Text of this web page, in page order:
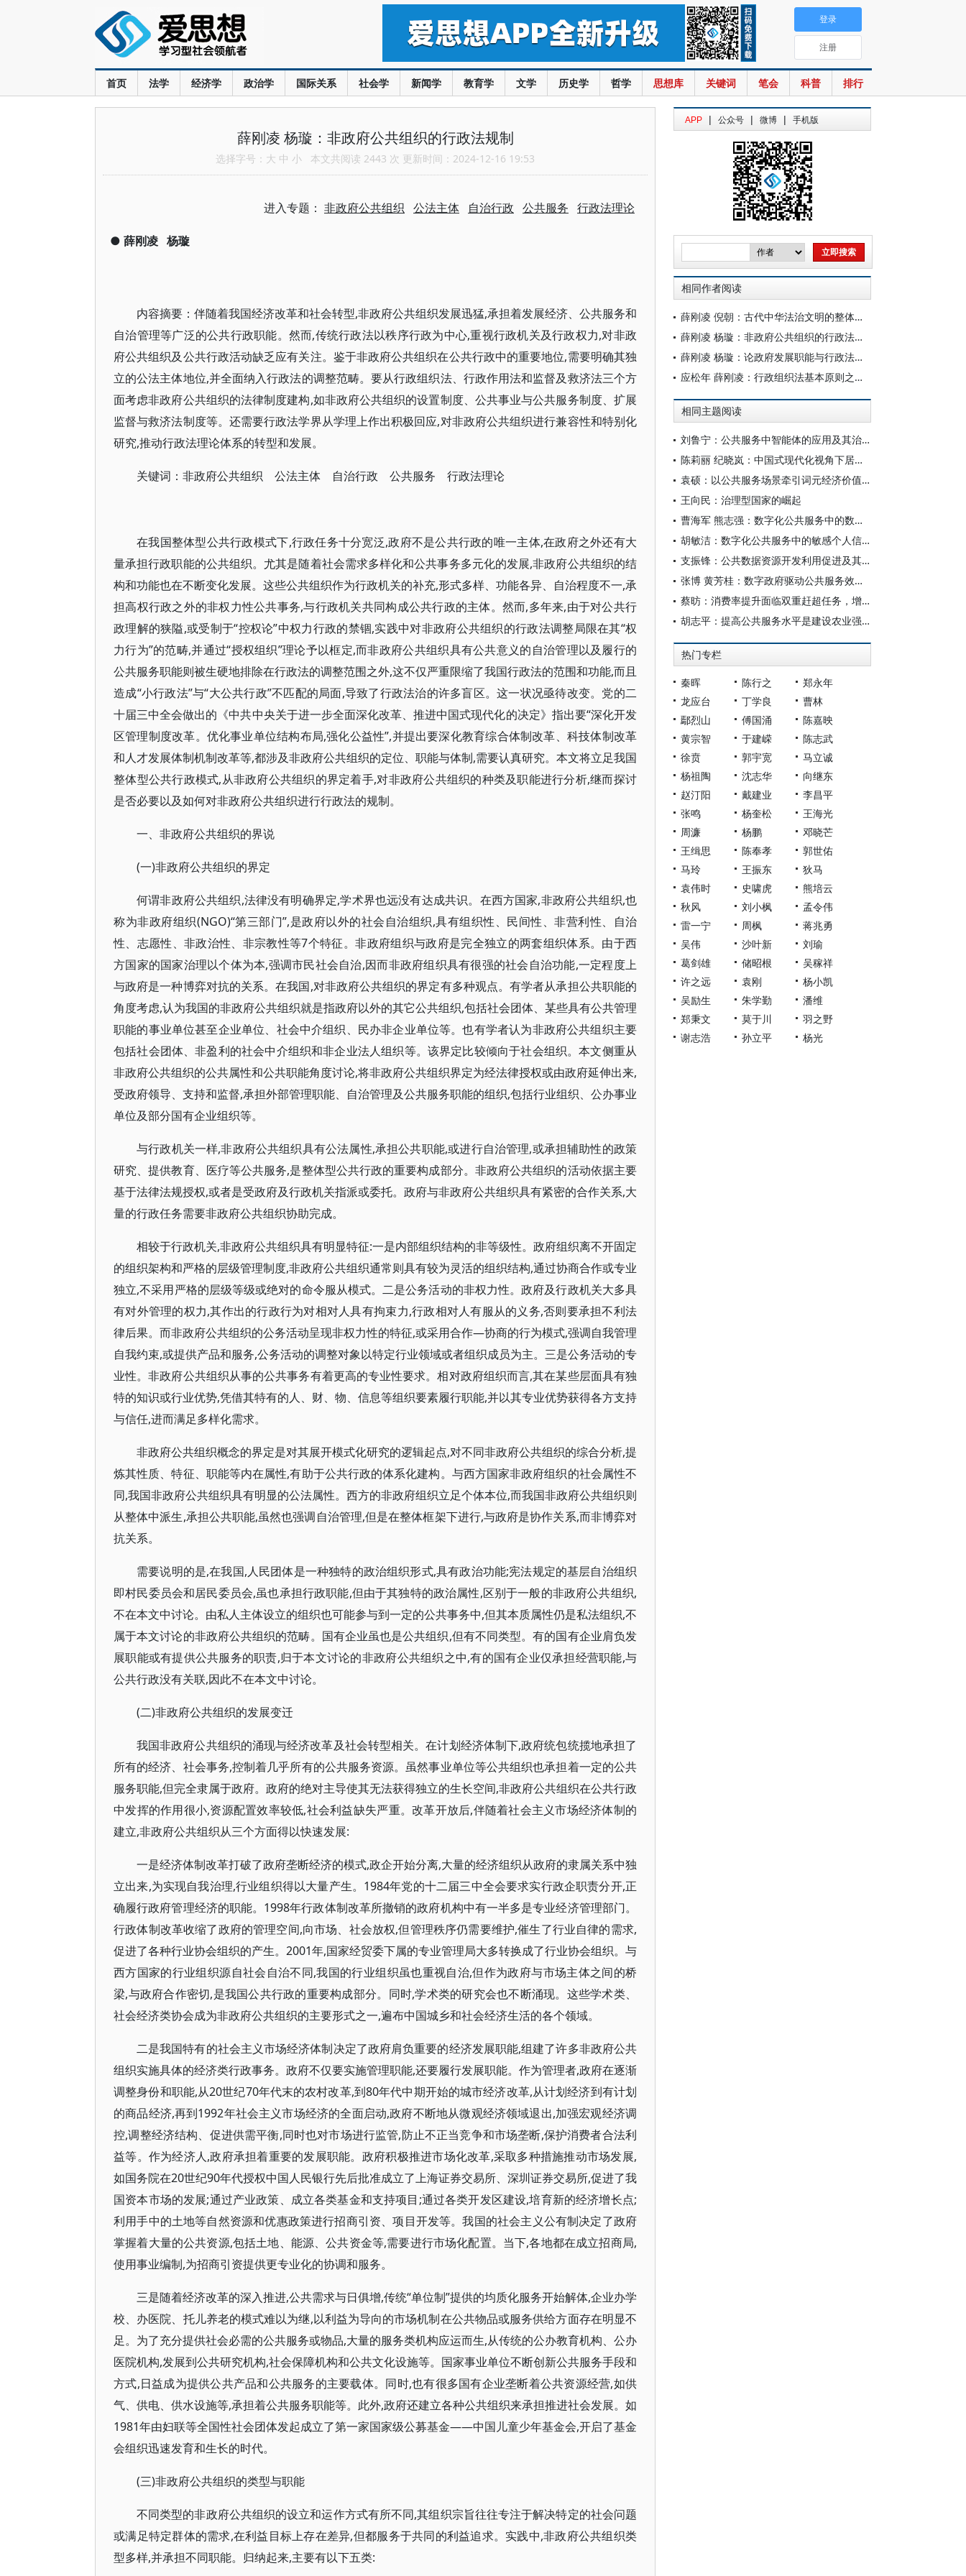
首页 法学 经济学 政治学 国际关系 社会学 新闻学 教育学 文学 历史学 哲学 思想库 关键词 笔会 科普 排行
登录
注册
薛刚凌 杨璇：非政府公共组织的行政法规制
选择字号： 大 中 小 本文共阅读 2443 次 更新时间：2024-12-16 19:53
进入专题： 非政府公共组织 公法主体 自治行政 公共服务 行政法理论
● 薛刚凌 杨璇
内容摘要：伴随着我国经济改革和社会转型,非政府公共组织发展迅猛,承担着发展经济、公共服务和
自治管理等广泛的公共行政职能。然而,传统行政法以秩序行政为中心,重视行政机关及行政权力,对非政
府公共组织及公共行政活动缺乏应有关注。鉴于非政府公共组织在公共行政中的重要地位,需要明确其独
立的公法主体地位,并全面纳入行政法的调整范畴。要从行政组织法、行政作用法和监督及救济法三个方
面考虑非政府公共组织的法律制度建构,如非政府公共组织的设置制度、公共事业与公共服务制度、扩展
监督与救济法制度等。还需要行政法学界从学理上作出积极回应,对非政府公共组织进行兼容性和特别化
研究,推动行政法理论体系的转型和发展。
关键词：非政府公共组织 公法主体 自治行政 公共服务 行政法理论
在我国整体型公共行政模式下,行政任务十分宽泛,政府不是公共行政的唯一主体,在政府之外还有大
量承担行政职能的公共组织。尤其是随着社会需求多样化和公共事务多元化的发展,非政府公共组织的结
构和功能也在不断变化发展。这些公共组织作为行政机关的补充,形式多样、功能各异、自治程度不一,承
担高权行政之外的非权力性公共事务,与行政机关共同构成公共行政的主体。然而,多年来,由于对公共行
政理解的狭隘,或受制于“控权论”中权力行政的禁锢,实践中对非政府公共组织的行政法调整局限在其“权
力行为”的范畴,并通过“授权组织”理论予以框定,而非政府公共组织具有公共意义的自治管理以及履行的
公共服务职能则被生硬地排除在行政法的调整范围之外,这不仅严重限缩了我国行政法的范围和功能,而且
造成“小行政法”与“大公共行政”不匹配的局面,导致了行政法治的许多盲区。这一状况亟待改变。党的二
十届三中全会做出的《中共中央关于进一步全面深化改革、推进中国式现代化的决定》指出要“深化开发
区管理制度改革。优化事业单位结构布局,强化公益性”,并提出要深化教育综合体制改革、科技体制改革
和人才发展体制机制改革等,都涉及非政府公共组织的定位、职能与体制,需要认真研究。本文将立足我国
整体型公共行政模式,从非政府公共组织的界定着手,对非政府公共组织的种类及职能进行分析,继而探讨
是否必要以及如何对非政府公共组织进行行政法的规制。
一、非政府公共组织的界说
(一)非政府公共组织的界定
何谓非政府公共组织,法律没有明确界定,学术界也远没有达成共识。在西方国家,非政府公共组织,也
称为非政府组织(NGO)“第三部门”,是政府以外的社会自治组织,具有组织性、民间性、非营利性、自治
性、志愿性、非政治性、非宗教性等7个特征。非政府组织与政府是完全独立的两套组织体系。由于西
方国家的国家治理以个体为本,强调市民社会自治,因而非政府组织具有很强的社会自治功能,一定程度上
与政府是一种博弈对抗的关系。在我国,对非政府公共组织的界定有多种观点。有学者从承担公共职能的
角度考虑,认为我国的非政府公共组织就是指政府以外的其它公共组织,包括社会团体、某些具有公共管理
职能的事业单位甚至企业单位、社会中介组织、民办非企业单位等。也有学者认为非政府公共组织主要
包括社会团体、非盈利的社会中介组织和非企业法人组织等。该界定比较倾向于社会组织。本文侧重从
非政府公共组织的公共属性和公共职能角度讨论,将非政府公共组织界定为经法律授权或由政府延伸出来,
受政府领导、支持和监督,承担外部管理职能、自治管理及公共服务职能的组织,包括行业组织、公办事业
单位及部分国有企业组织等。
与行政机关一样,非政府公共组织具有公法属性,承担公共职能,或进行自治管理,或承担辅助性的政策
研究、提供教育、医疗等公共服务,是整体型公共行政的重要构成部分。非政府公共组织的活动依据主要
基于法律法规授权,或者是受政府及行政机关指派或委托。政府与非政府公共组织具有紧密的合作关系,大
量的行政任务需要非政府公共组织协助完成。
相较于行政机关,非政府公共组织具有明显特征:一是内部组织结构的非等级性。政府组织离不开固定
的组织架构和严格的层级管理制度,非政府公共组织通常则具有较为灵活的组织结构,通过协商合作或专业
独立,不采用严格的层级等级或绝对的命令服从模式。二是公务活动的非权力性。政府及行政机关大多具
有对外管理的权力,其作出的行政行为对相对人具有拘束力,行政相对人有服从的义务,否则要承担不利法
律后果。而非政府公共组织的公务活动呈现非权力性的特征,或采用合作—协商的行为模式,强调自我管理
自我约束,或提供产品和服务,公务活动的调整对象以特定行业领域或者组织成员为主。三是公务活动的专
业性。非政府公共组织从事的公共事务有着更高的专业性要求。相对政府组织而言,其在某些层面具有独
特的知识或行业优势,凭借其特有的人、财、物、信息等组织要素履行职能,并以其专业优势获得各方支持
与信任,进而满足多样化需求。
非政府公共组织概念的界定是对其展开模式化研究的逻辑起点,对不同非政府公共组织的综合分析,提
炼其性质、特征、职能等内在属性,有助于公共行政的体系化建构。与西方国家非政府组织的社会属性不
同,我国非政府公共组织具有明显的公法属性。西方的非政府组织立足个体本位,而我国非政府公共组织则
从整体中派生,承担公共职能,虽然也强调自治管理,但是在整体框架下进行,与政府是协作关系,而非博弈对
抗关系。
需要说明的是,在我国,人民团体是一种独特的政治组织形式,具有政治功能;宪法规定的基层自治组织
即村民委员会和居民委员会,虽也承担行政职能,但由于其独特的政治属性,区别于一般的非政府公共组织,
不在本文中讨论。由私人主体设立的组织也可能参与到一定的公共事务中,但其本质属性仍是私法组织,不
属于本文讨论的非政府公共组织的范畴。国有企业虽也是公共组织,但有不同类型。有的国有企业肩负发
展职能或有提供公共服务的职责,归于本文讨论的非政府公共组织之中,有的国有企业仅承担经营职能,与
公共行政没有关联,因此不在本文中讨论。
(二)非政府公共组织的发展变迁
我国非政府公共组织的涌现与经济改革及社会转型相关。在计划经济体制下,政府统包统揽地承担了
所有的经济、社会事务,控制着几乎所有的公共服务资源。虽然事业单位等公共组织也承担着一定的公共
服务职能,但完全隶属于政府。政府的绝对主导使其无法获得独立的生长空间,非政府公共组织在公共行政
中发挥的作用很小,资源配置效率较低,社会利益缺失严重。改革开放后,伴随着社会主义市场经济体制的
建立,非政府公共组织从三个方面得以快速发展:
一是经济体制改革打破了政府垄断经济的模式,政企开始分离,大量的经济组织从政府的隶属关系中独
立出来,为实现自我治理,行业组织得以大量产生。1984年党的十二届三中全会要求实行政企职责分开,正
确履行政府管理经济的职能。1998年行政体制改革所撤销的政府机构中有一半多是专业经济管理部门。
行政体制改革收缩了政府的管理空间,向市场、社会放权,但管理秩序仍需要维护,催生了行业自律的需求,
促进了各种行业协会组织的产生。2001年,国家经贸委下属的专业管理局大多转换成了行业协会组织。与
西方国家的行业组织源自社会自治不同,我国的行业组织虽也重视自治,但作为政府与市场主体之间的桥
梁,与政府合作密切,是我国公共行政的重要构成部分。同时,学术类的研究会也不断涌现。这些学术类、
社会经济类协会成为非政府公共组织的主要形式之一,遍布中国城乡和社会经济生活的各个领域。
二是我国特有的社会主义市场经济体制决定了政府肩负重要的经济发展职能,组建了许多非政府公共
组织实施具体的经济类行政事务。政府不仅要实施管理职能,还要履行发展职能。作为管理者,政府在逐渐
调整身份和职能,从20世纪70年代末的农村改革,到80年代中期开始的城市经济改革,从计划经济到有计划
的商品经济,再到1992年社会主义市场经济的全面启动,政府不断地从微观经济领域退出,加强宏观经济调
控,调整经济结构、促进供需平衡,同时也对市场进行监管,防止不正当竞争和市场垄断,保护消费者合法利
益等。作为经济人,政府承担着重要的发展职能。政府积极推进市场化改革,采取多种措施推动市场发展,
如国务院在20世纪90年代授权中国人民银行先后批准成立了上海证券交易所、深圳证券交易所,促进了我
国资本市场的发展;通过产业政策、成立各类基金和支持项目;通过各类开发区建设,培育新的经济增长点;
利用手中的土地等自然资源和优惠政策进行招商引资、项目开发等。我国的社会主义公有制决定了政府
掌握着大量的公共资源,包括土地、能源、公共资金等,需要进行市场化配置。当下,各地都在成立招商局,
使用事业编制,为招商引资提供更专业化的协调和服务。
三是随着经济改革的深入推进,公共需求与日俱增,传统“单位制”提供的均质化服务开始解体,企业办学
校、办医院、托儿养老的模式难以为继,以利益为导向的市场机制在公共物品或服务供给方面存在明显不
足。为了充分提供社会必需的公共服务或物品,大量的服务类机构应运而生,从传统的公办教育机构、公办
医院机构,发展到公共研究机构,社会保障机构和公共文化设施等。国家事业单位不断创新公共服务手段和
方式,日益成为提供公共产品和公共服务的主要载体。同时,也有很多国有企业垄断着公共资源经营,如供
气、供电、供水设施等,承担着公共服务职能等。此外,政府还建立各种公共组织来承担推进社会发展。如
1981年由妇联等全国性社会团体发起成立了第一家国家级公募基金——中国儿童少年基金会,开启了基金
会组织迅速发育和生长的时代。
(三)非政府公共组织的类型与职能
不同类型的非政府公共组织的设立和运作方式有所不同,其组织宗旨往往专注于解决特定的社会问题
或满足特定群体的需求,在利益目标上存在差异,但都服务于共同的利益追求。实践中,非政府公共组织类
型多样,并承担不同职能。归纳起来,主要有以下五类:
APP | 公众号 | 微博 | 手机版
相同作者阅读
薛刚凌 倪朝：古代中华法治文明的整体构造——以国家治理模式为视角
薛刚凌 杨璇：非政府公共组织的行政法规制
薛刚凌 杨璇：论政府发展职能与行政法回应
应松年 薛刚凌：行政组织法基本原则之探讨
相同主题阅读
刘鲁宁：公共服务中智能体的应用及其治理
陈莉丽 纪晓岚：中国式现代化视角下居民诉求驱动的公共服务共创
袁硕：以公共服务场景牵引词元经济价值释放
王向民：治理型国家的崛起
曹海军 熊志强：数字化公共服务中的数据共生机制：基于“六何”框架的理论建构
胡敏洁：数字化公共服务中的敏感个人信息保护
支振锋：公共数据资源开发利用促进及其体系化制度构建
张博 黄芳桂：数字政府驱动公共服务效率提升：内在机理、现实困境与实践进路
蔡昉：消费率提升面临双重赶超任务，增加公共服务供给至关重要
胡志平：提高公共服务水平是建设农业强国的重要抓手
热门专栏
秦晖 陈行之
郑永年
龙应台
丁学良
曹林
鄢烈山
傅国涌
陈嘉映
黄宗智
于建嵘
陈志武
徐贲
郭宇宽
马立诚
杨祖陶
沈志华
向继东
赵汀阳
戴建业
李昌平
张鸣
杨奎松
王海光
周濂
杨鹏
邓晓芒
王缉思
陈奉孝
郭世佑
马玲
王振东
狄马
袁伟时
史啸虎
熊培云
秋风
刘小枫
孟令伟
雷一宁
周枫
蒋兆勇
吴伟
沙叶新
刘瑜
葛剑雄
储昭根
吴稼祥
许之远
袁刚
杨小凯
吴励生
朱学勤
潘维
郑秉文
莫于川
羽之野
谢志浩
孙立平 杨光